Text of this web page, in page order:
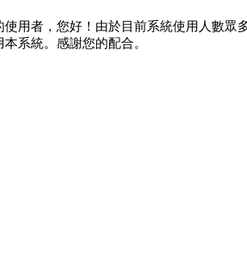
使用者，您好！由於目前系統使用人數眾
本系統。感謝您的配合。